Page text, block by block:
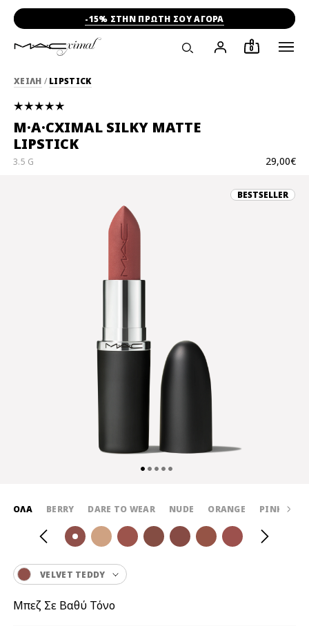
-15% ΣΤΗΝ ΠΡΩΤΗ ΣΟΥ ΑΓΟΡΑ
0
ΧΕΙΛΗ / LIPSTICK
M·A·CXIMAL SILKY MATTE
LIPSTICK
29,00€
3.5 G
BESTSELLER
ΌΛΑ BERRY DARE TO WEAR NUDE ORANGE PINK
VELVET TEDDY
Μπεζ Σε Βαθύ Τόνο